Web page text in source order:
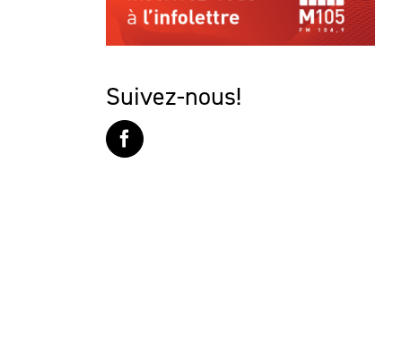
Suivez-nous!